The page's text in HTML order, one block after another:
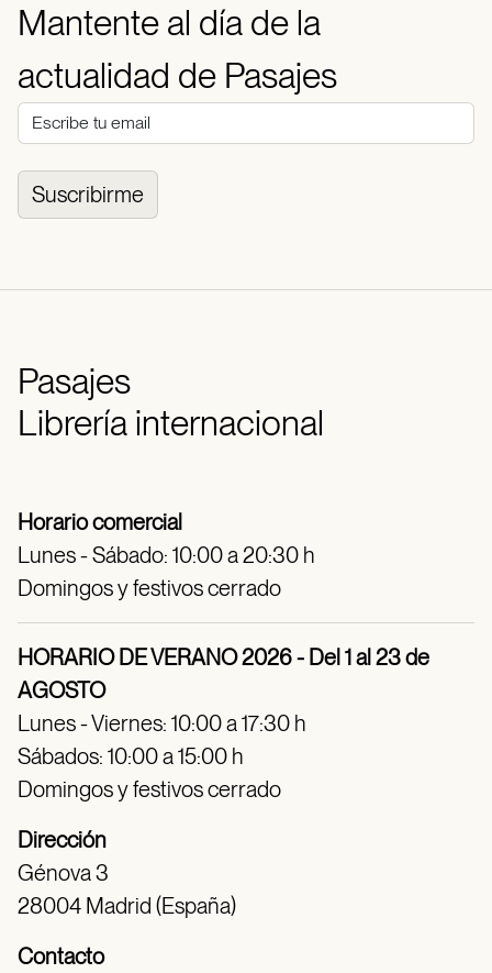
Mantente al día de la
actualidad de Pasajes
Suscribirme
Pasajes
Librería internacional
Horario comercial
Lunes - Sábado: 10:00 a 20:30 h
Domingos y festivos cerrado
HORARIO DE VERANO 2026 - Del 1 al 23 de
AGOSTO
Lunes - Viernes: 10:00 a 17:30 h
Sábados: 10:00 a 15:00 h
Domingos y festivos cerrado
Dirección
Génova 3
28004 Madrid (España)
Contacto